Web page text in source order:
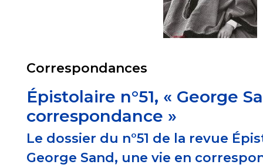
Correspondances
Épistolaire n°51, « George
correspondance »
Le dossier du n°51 de la revue
George Sand, une vie en